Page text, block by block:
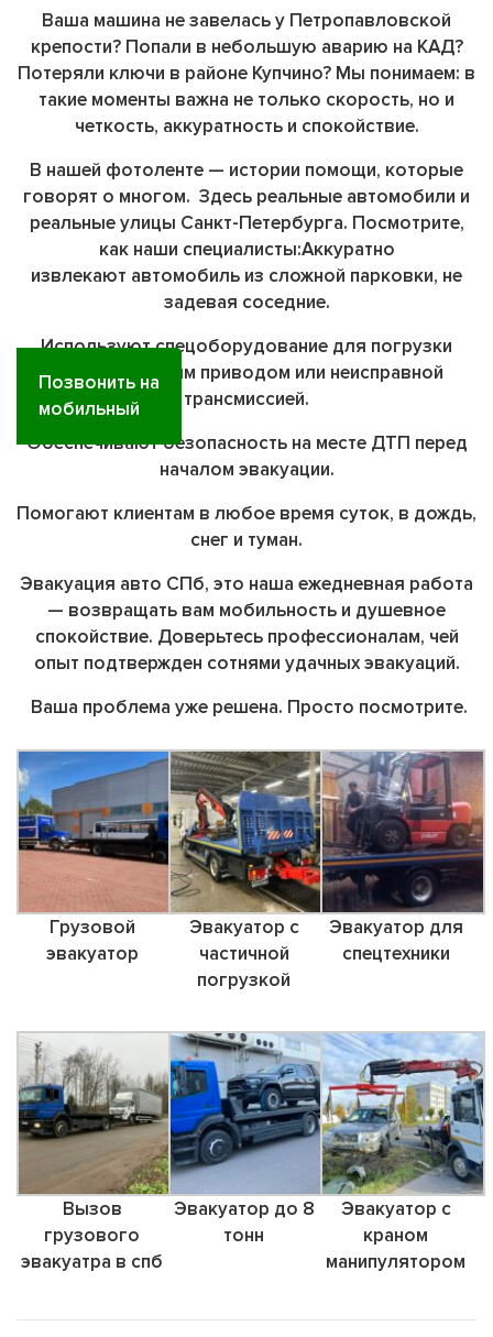
Позвонить на
мобильный
Ваша машина не завелась у Петропавловской
крепости? Попали в небольшую аварию на КАД?
Потеряли ключи в районе Купчино? Мы понимаем: в
такие моменты важна не только скорость, но и
четкость, аккуратность и спокойствие.
В нашей фотоленте — истории помощи, которые
говорят о многом. Здесь реальные автомобили и
реальные улицы Санкт-Петербурга. Посмотрите,
как наши специалисты:Аккуратно
извлекают автомобиль из сложной парковки, не
задевая соседние.
Используют спецоборудование для погрузки
машин с полным приводом или неисправной
трансмиссией.
Обеспечивают безопасностьна месте ДТП перед
началом эвакуации.
Помогают клиентам в любое время суток, в дождь,
снег и туман.
Эвакуация авто СПб, это наша ежедневная работа
— возвращать вам мобильность и душевное
спокойствие. Доверьтесь профессионалам, чей
опыт подтвержден сотнями удачных эвакуаций.
Ваша проблема уже решена. Просто посмотрите.
Грузовой
эвакуатор
Эвакуатор с
частичной
погрузкой
Эвакуатор для
спецтехники
Вызов
грузового
эвакуатра в спб
Эвакуатор до 8
тонн
Эвакуатор с
краном
манипулятором